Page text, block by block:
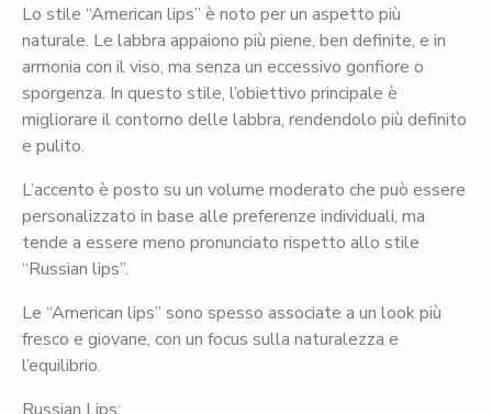
Lo stile “American lips” è noto per un aspetto più
naturale. Le labbra appaiono più piene, ben definite, e in
armonia con il viso, ma senza un eccessivo gonfiore o
sporgenza. In questo stile, l’obiettivo principale è
migliorare il contorno delle labbra, rendendolo più definito
e pulito.
L’accento è posto su un volume moderato che può essere
personalizzato in base alle preferenze individuali, ma
tende a essere meno pronunciato rispetto allo stile
“Russian lips”.
Le “American lips” sono spesso associate a un look più
fresco e giovane, con un focus sulla naturalezza e
l’equilibrio.